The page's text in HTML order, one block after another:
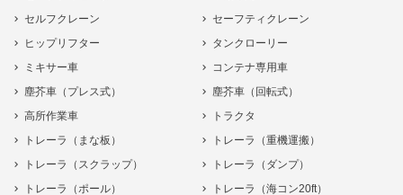
セルフクレーン
セーフティクレーン
ヒップリフター
タンクローリー
ミキサー車
コンテナ専用車
塵芥車（プレス式）
塵芥車（回転式）
高所作業車
トラクタ
トレーラ（まな板）
トレーラ（重機運搬）
トレーラ（スクラップ）
トレーラ（ダンプ）
トレーラ（ポール）
トレーラ（海コン20ft）